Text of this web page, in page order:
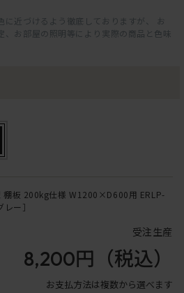
に近づけるよう徹底しておりますが、 お
、お部屋の照明等により実際の商品と色味
棚板 200kg仕様 W1200×D600用 ERLP-
ー］
受注生産
8,200円 （税込）
お支払方法は複数から選べます